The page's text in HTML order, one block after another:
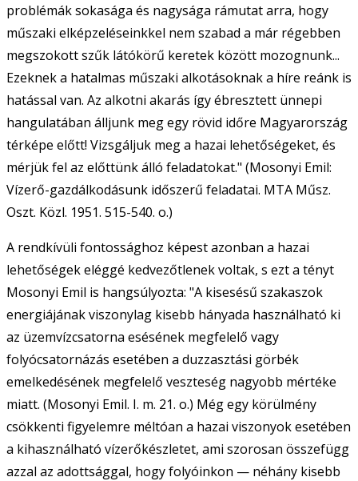
problémák sokasága és nagysága rámutat arra, hogy
műszaki elképzeléseinkkel nem szabad a már régebben
megszokott szűk látókörű keretek között mozognunk...
Ezeknek a hatalmas műszaki alkotásoknak a híre reánk is
hatással van. Az alkotni akarás így ébresztett ünnepi
hangulatában álljunk meg egy rövid időre Magyarország
térképe előtt! Vizsgáljuk meg a hazai lehetőségeket, és
mérjük fel az előttünk álló feladatokat." (Mosonyi Emil:
Vízerő-gazdálkodásunk időszerű feladatai. MTA Műsz.
Oszt. Közl. 1951. 515-540. o.)
A rendkívüli fontossághoz képest azonban a hazai
lehetőségek eléggé kedvezőtlenek voltak, s ezt a tényt
Mosonyi Emil is hangsúlyozta: "A kisesésű szakaszok
energiájának viszonylag kisebb hányada használható ki
az üzemvízcsatorna esésének megfelelő vagy
folyócsatornázás esetében a duzzasztási görbék
emelkedésének megfelelő veszteség nagyobb mértéke
miatt. (Mosonyi Emil. I. m. 21. o.) Még egy körülmény
csökkenti figyelemre méltóan a hazai viszonyok esetében
a kihasználható vízerőkészletet, ami szorosan összefügg
azzal az adottsággal, hogy folyóinkon — néhány kisebb